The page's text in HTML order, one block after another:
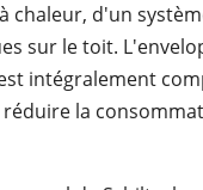
d'un
sur le toit.
intégralement
la